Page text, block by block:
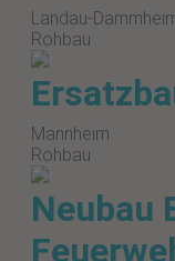
Landau-
Rohbau
Mannheim
Rohbau
Neubau